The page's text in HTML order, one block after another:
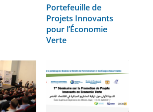
Portefeuille de
Projets Innovants
pour l’Économie
Verte